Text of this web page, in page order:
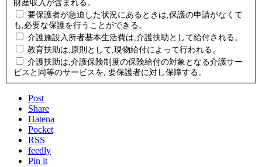
財産収入が含まれる。
要保護者が急迫した状況にあるときは,保護の申請がなくて
も,必要な保護を行うことができる。
介護施設入所者基本生活費は,介護扶助として給付される。
教育扶助は,原則として,現物給付によって行われる。
介護扶助は,介護保険制度の保険給付の対象となる介護サー
ビスと同等のサービスを, 要保護者に対し保障する。
Post
Share
Hatena
Pocket
RSS
feedly
Pin it